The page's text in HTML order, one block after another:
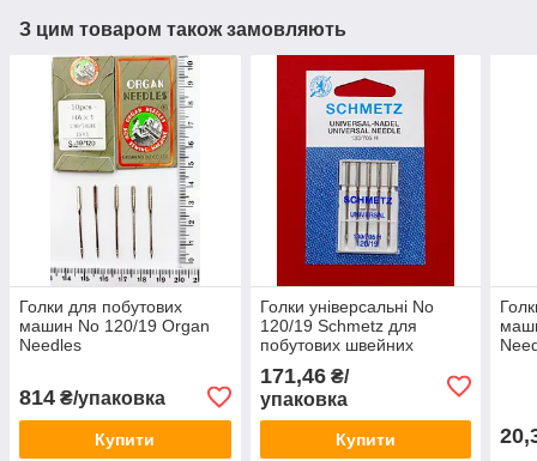
З цим товаром також замовляють
Голки для побутових
машин No 120/19 Organ
Needles
814 ₴/упаковка
Купити
Голки універсальні No
120/19 Schmetz для
побутових швейних
171,46₴/
упаковка
Купити